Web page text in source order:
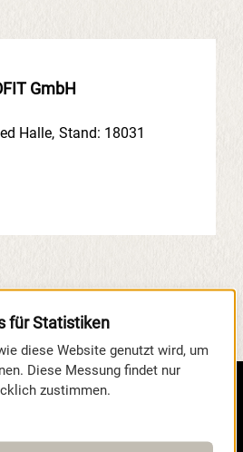
GmbH
Halle, Stand: 18031
für Statistiken
diese Website genutzt wird, um
Diese Messung findet nur
zustimmen.